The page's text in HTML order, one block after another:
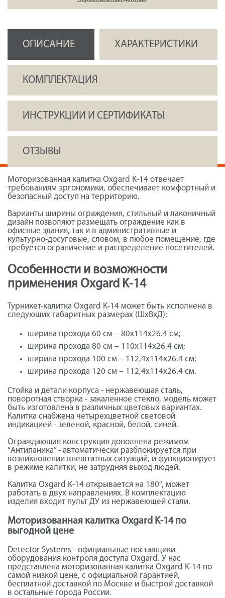
ОПИСАНИЕ ХАРАКТЕРИСТИКИ
КОМПЛЕКТАЦИЯ
ИНСТРУКЦИИ И СЕРТИФИКАТЫ
ОТЗЫВЫ
Моторизованная калитка Oxgard K-14 отвечает
требованиям эргономики, обеспечивает комфортный и
безопасный доступ на территорию.
Варианты ширины ограждения, стильный и лаконичный
дизайн позволяют размещать ограждение как в
офисные здания, так и в административные и
культурно-досуговые, словом, в любое помещение, где
требуется ограничение и распределение посетителей.
Особенности и возможности
применения Oxgard K-14
Турникет-калитка Oxgard K-14 может быть исполнена в
следующих габаритных размерах (ШхВхД):
ширина прохода 60 см – 80x114x26.4 см;
ширина прохода 80 см – 110x114x26.4 см;
ширина прохода 100 см – 112,4x114x26.4 см;
ширина прохода 120 см – 112,4x114x26.4 см.
Стойка и детали корпуса - нержавеющая сталь,
поворотная створка - закаленное стекло, модель может
быть изготовлена в различных цветовых вариантах.
Калитка снабжена четырехцветной световой
индикацией - зеленой, красной, белой, синей.
Ограждающая конструкция дополнена режимом
“Антипаника” - автоматически разблокируется при
возникновении внештатных ситуаций, и функционирует
в режиме калитки, не затрудняя выход людей.
Калитка Oxgard K-14 открывается на 180°, может
работать в двух направлениях. В комплектацию
изделия входит пульт ДУ из нержавеющей стали.
Моторизованная калитка Oxgard K-14 по
выгодной цене
Detector Systems - официальные поставщики
оборудования контроля доступа Oxgard. У нас
представлена моторизованная калитка Oxgard K-14 по
самой низкой цене, с официальной гарантией,
бесплатной доставкой по Москве и быстрой доставкой
в остальные города России.